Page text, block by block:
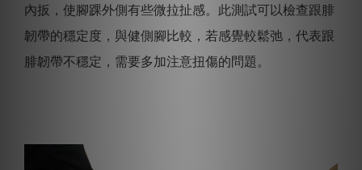
內扳，使腳踝外側有些微拉扯感。 此測試可以檢查跟腓
韌帶的穩定度，與健側腳比較，若感覺較鬆弛，代表跟
腓韌帶不穩定，需要多加注意扭傷的問題。